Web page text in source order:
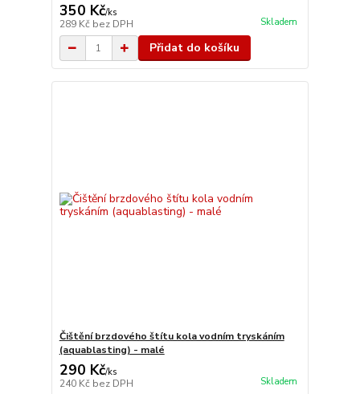
350 Kč/ks
289 Kč bez DPH Skladem
Přidat do košíku
Čištění brzdového štítu kola vodním tryskáním
(aquablasting) - malé
290 Kč/ks
240 Kč bez DPH Skladem